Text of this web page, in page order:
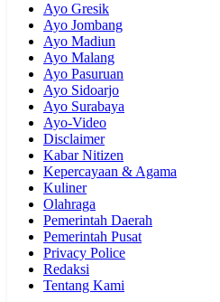
Ayo Gresik
Ayo Jombang
Ayo Madiun
Ayo Malang
Ayo Pasuruan
Ayo Sidoarjo
Ayo Surabaya
Ayo-Video
Disclaimer
Kabar Nitizen
Kepercayaan & Agama
Kuliner
Olahraga
Pemerintah Daerah
Pemerintah Pusat
Privacy Police
Redaksi
Tentang Kami